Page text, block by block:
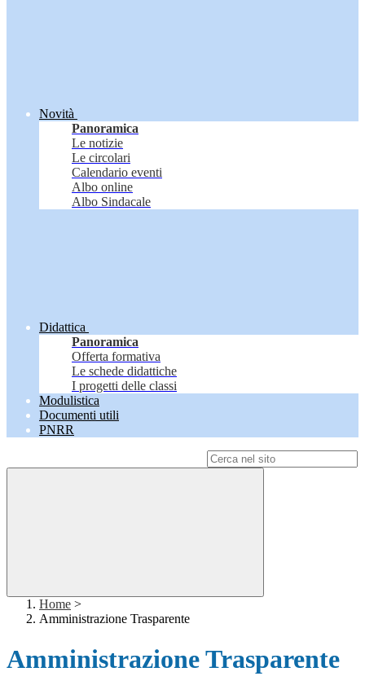
Novità
Panoramica
Le notizie
Le circolari
Calendario eventi
Albo online
Albo Sindacale
Didattica
Panoramica
Offerta formativa
Le schede didattiche
I progetti delle classi
Modulistica
Documenti utili
PNRR
Home >
Amministrazione Trasparente
Amministrazione Trasparente